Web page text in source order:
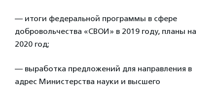
— итоги федеральной программы в сфере
добровольчества «СВОИ» в 2019 году, планы на
2020 год;
— выработка предложений для направления в
адрес Министерства науки и высшего